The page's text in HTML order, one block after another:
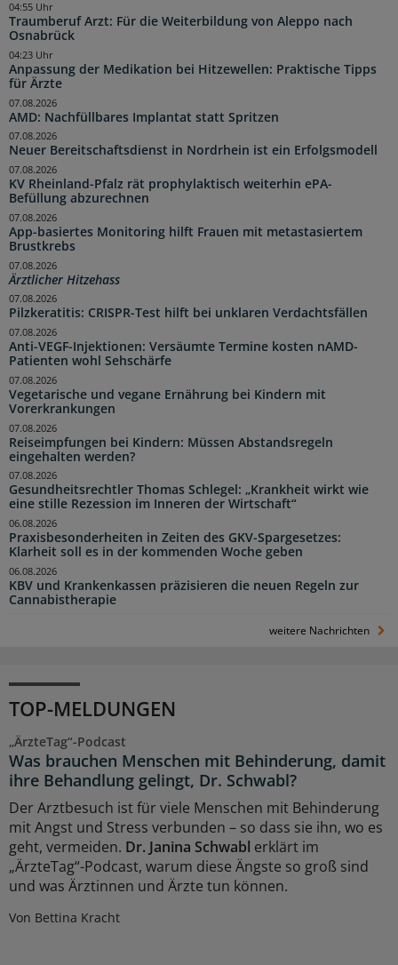
Traumberuf Arzt: Für die Weiterbildung von Aleppo nach
Osnabrück
04:55 Uhr
Anpassung der Medikation bei Hitzewellen: Praktische Tipps
für Ärzte
04:23 Uhr
AMD: Nachfüllbares Implantat statt Spritzen
07.08.2026
Neuer Bereitschaftsdienst in Nordrhein ist ein Erfolgsmodell
07.08.2026
KV Rheinland-Pfalz rät prophylaktisch weiterhin ePA-
Befüllung abzurechnen
07.08.2026
App-basiertes Monitoring hilft Frauen mit metastasiertem
Brustkrebs
07.08.2026
Ärztlicher Hitzehass
07.08.2026
Pilzkeratitis: CRISPR-Test hilft bei unklaren Verdachtsfällen
07.08.2026
Anti-VEGF-Injektionen: Versäumte Termine kosten nAMD-
Patienten wohl Sehschärfe
07.08.2026
Vegetarische und vegane Ernährung bei Kindern mit
Vorerkrankungen
07.08.2026
Reiseimpfungen bei Kindern: Müssen Abstandsregeln
eingehalten werden?
07.08.2026
Gesundheitsrechtler Thomas Schlegel: „Krankheit wirkt wie
eine stille Rezession im Inneren der Wirtschaft“
07.08.2026
Praxisbesonderheiten in Zeiten des GKV-Spargesetzes:
Klarheit soll es in der kommenden Woche geben
06.08.2026
KBV und Krankenkassen präzisieren die neuen Regeln zur
Cannabistherapie
06.08.2026
weitere Nachrichten
TOP-MELDUNGEN
„ÄrzteTag“-Podcast
Was brauchen Menschen mit Behinderung, damit
ihre Behandlung gelingt, Dr. Schwabl?
Der Arztbesuch ist für viele Menschen mit Behinderung
mit Angst und Stress verbunden – so dass sie ihn, wo es
geht, vermeiden. Dr. Janina Schwabl erklärt im
„ÄrzteTag“-Podcast, warum diese Ängste so groß sind
und was Ärztinnen und Ärzte tun können.
Von Bettina Kracht